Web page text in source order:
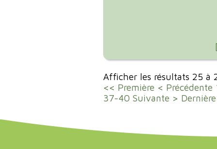
Afficher les résultats 25 à
<< Première < Précédente
37-40 Suivante >